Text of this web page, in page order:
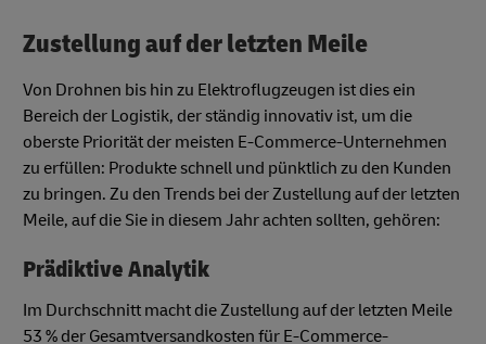
Zustellung auf der letzten Meile
Von Drohnen bis hin zu Elektroflugzeugen ist dies ein
Bereich der Logistik, der ständig innovativ ist, um die
oberste Priorität der meisten E-Commerce-Unternehmen
zu erfüllen: Produkte schnell und pünktlich zu den Kunden
zu bringen. Zu den Trends bei der Zustellung auf der letzten
Meile, auf die Sie in diesem Jahr achten sollten, gehören:
Prädiktive Analytik
Im Durchschnitt macht die Zustellung auf der letzten Meile
53 % der Gesamtversandkosten für E-Commerce-